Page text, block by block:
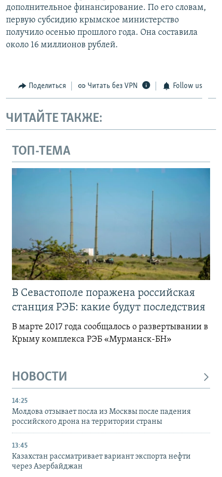
дополнительное финансирование. По его словам,
первую субсидию крымское министерство
получило осенью прошлого года. Она составила
около 16 миллионов рублей.
Поделиться Читать без VPN Follow us
ЧИТАЙТЕ ТАКЖЕ:
ТОП-ТЕМА
В Севастополе поражена российская
станция РЭБ: какие будут последствия
В марте 2017 года сообщалось о развертывании в
Крыму комплекса РЭБ «Мурманск-БН»
НОВОСТИ
14:25
Молдова отзывает посла из Москвы после падения
российского дрона на территории страны
13:45
Казахстан рассматривает вариант экспорта нефти
через Азербайджан